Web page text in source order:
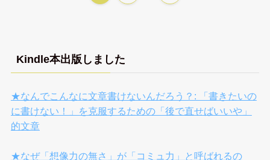
Kindle本出版しました
★なんでこんなに文章書けないんだろう？: 「書きたいの
に書けない！」を克服するための「後で直せばいいや」
的文章
★なぜ「想像力の無さ」が「コミュ力」と呼ばれるの